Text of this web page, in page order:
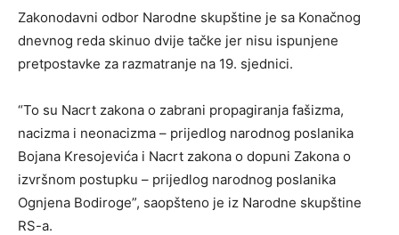
Zakonodavni odbor Narodne skupštine je sa Konačnog
dnevnog reda skinuo dvije tačke jer nisu ispunjene
pretpostavke za razmatranje na 19. sjednici.
“To su Nacrt zakona o zabrani propagiranja fašizma,
nacizma i neonacizma – prijedlog narodnog poslanika
Bojana Kresojevića i Nacrt zakona o dopuni Zakona o
izvršnom postupku – prijedlog narodnog poslanika
Ognjena Bodiroge”, saopšteno je iz Narodne skupštine
RS-a.